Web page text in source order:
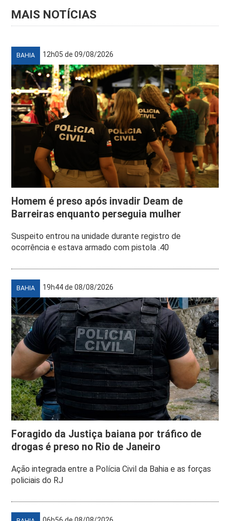
MAIS NOTÍCIAS
BAHIA 12h05 de 09/08/2026
Homem é preso após invadir Deam de
Barreiras enquanto perseguia mulher
Suspeito entrou na unidade durante registro de
ocorrência e estava armado com pistola .40
BAHIA 19h44 de 08/08/2026
Foragido da Justiça baiana por tráfico de
drogas é preso no Rio de Janeiro
Ação integrada entre a Polícia Civil da Bahia e as forças
policiais do RJ